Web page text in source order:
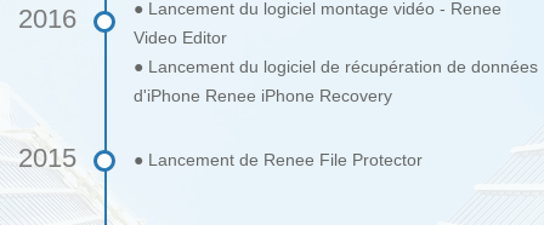
2016
2015
● Lancement du logiciel montage vidéo - Renee
Video Editor
● Lancement du logiciel de récupération de données
d'iPhone Renee iPhone Recovery
● Lancement de Renee File Protector